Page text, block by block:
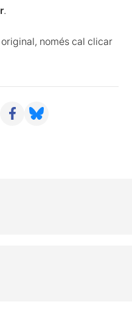
.
només cal clicar